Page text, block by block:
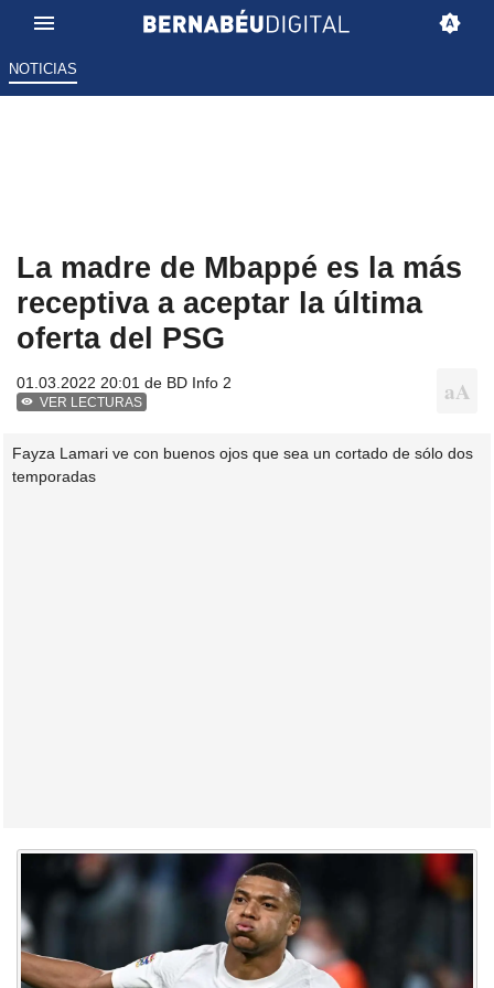
NOTICIAS
La madre de Mbappé es la más
receptiva a aceptar la última
oferta del PSG
01.03.2022 20:01 de BD Info 2
VER LECTURAS
Fayza Lamari ve con buenos ojos que sea un cortado de sólo dos
temporadas